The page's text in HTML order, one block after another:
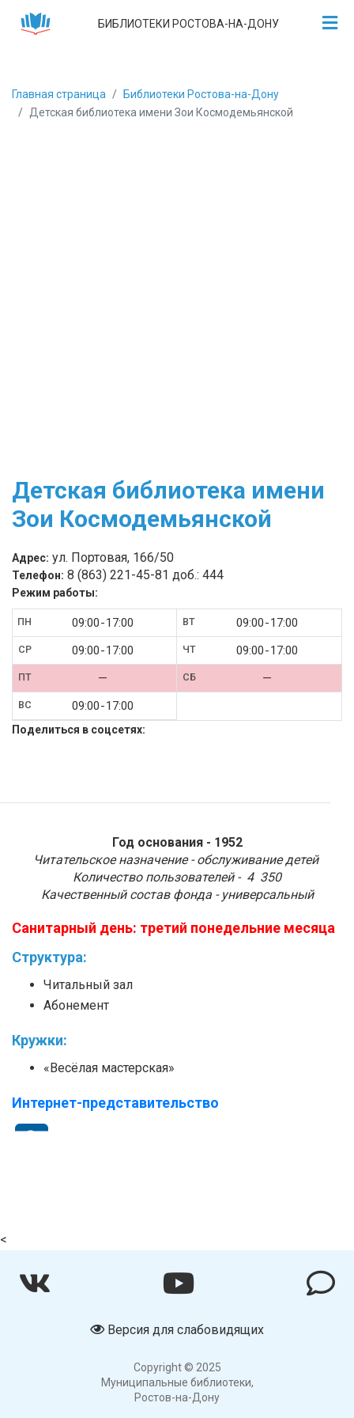
БИБЛИОТЕКИ РОСТОВА-НА-ДОНУ
Главная страница
Библиотеки Ростова-на-Дону
Детская библиотека имени Зои Космодемьянской
Детская библиотека имени
Зои Космодемьянской
Адрес: ул. Портовая, 166/50
Телефон: 8 (863) 221-45-81 доб.: 444
Режим работы:
09:00 17:00 09:00 17:00
09:00 17:00 09:00 17:00
—
—
09:00 17:00
Поделиться в соцсетях:
Год основания - 1952
Читательское назначение - обслуживание детей
Количество пользователей - 4 350
Качественный состав фонда - универсальный
Санитарный день: третий понедельние месяца
Структура:
Читальный зал
Абонемент
Кружки:
«Весёлая мастерская»
Интернет-представительство
<
Версия для слабовидящих
Copyright © 2025
Муниципальные библиотеки,
Ростов-на-Дону